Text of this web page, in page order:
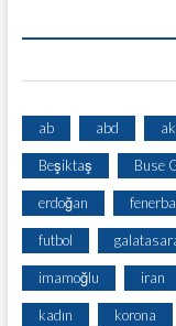
ab abd
Beşiktaş Buse
erdoğan
futbol
imamoğlu iran
kadın korona